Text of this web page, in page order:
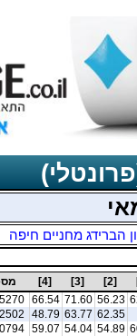
הברידג מחניים חיפה
[2]
[3]
[4]
56.23
71.60
66.54
5270
62.35
63.77
48.79
2502
54.89
54.04
59.07